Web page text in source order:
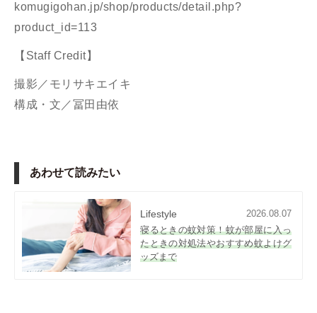
komugigohan.jp/shop/products/detail.php?
product_id=113
【Staff Credit】
撮影／モリサキエイキ
構成・文／冨田由依
あわせて読みたい
Lifestyle
2026.08.07
寝るときの蚊対策！蚊が部屋に入っ
たときの対処法やおすすめ蚊よけグ
ッズまで